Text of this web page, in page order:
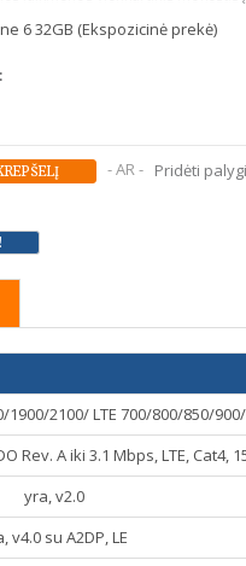
6 32GB (Ekspozicinė prekė)
- AR - Pridėti
2100/ LTE 700/800/850/
Rev. A iki 3.1 Mbps, LTE, Cat4,
yra, v2.0
v4.0 su A2DP, LE